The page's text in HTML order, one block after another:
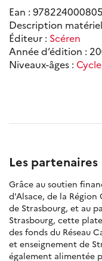
Ean :
Description
Éditeur : Scéren
Année d’édition :
Niveaux-âges :
Les partenaires
Grâce au soutien
d'Alsace, de la
de Strasbourg, et au
Strasbourg, cette
des fonds du Réseau
et enseignement de
également alimentée